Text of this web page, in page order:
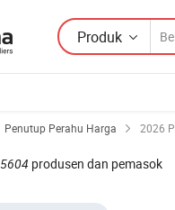
Produk
Penutup Perahu Harga 2026
5604 produsen dan pemasok